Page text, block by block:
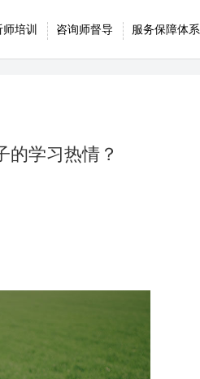
培训 咨询师督导 服务保障体系
的学习热情？